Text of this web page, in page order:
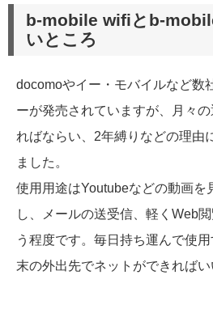
b-mobile wifiとb-
いところ
docomoやイー・モバイルなど数
ーが発売されていますが、月々
ればならい、2年縛りなどの理由
ました。
使用用途はYoutubeなどの動画を
し、メールの送受信、軽くWeb
う程度です。毎日持ち運んで使
末の外出先でネットができればい